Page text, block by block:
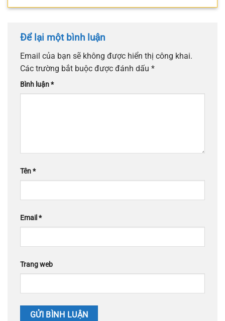
Để lại một bình luận
Email của bạn sẽ không được hiển thị công khai.
Các trường bắt buộc được đánh dấu *
Bình luận*
Tên*
Email *
Trang web